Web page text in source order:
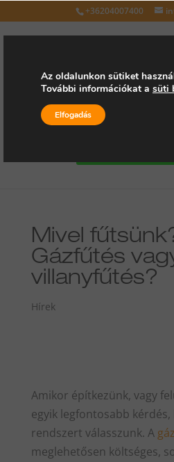
+36204007400
Válasszon oldalt
Mivel
Gázfűtés
villanyfűtés?
Hírek
Amikor építkezünk, vagy
egyik legfontosabb
rendszert válasszunk. A
meglehetősen költséges,
Az oldalunkon sütiket
További információkat a süti
Elfogadás